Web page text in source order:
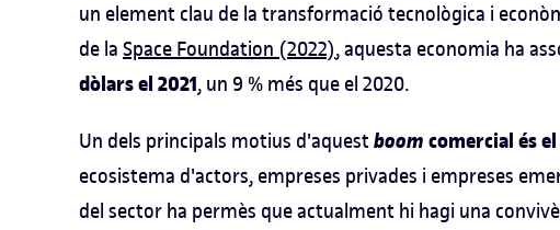
un element clau de la transformació tecnològica i
de la Space Foundation (2022), aquesta economia ha
dòlars el 2021, un 9 % més que el 2020.
Un dels principals motius d'aquestboomcomercial és el
ecosistema d'actors, empreses privades i empreses
del sector ha permès que actualment hi hagi una